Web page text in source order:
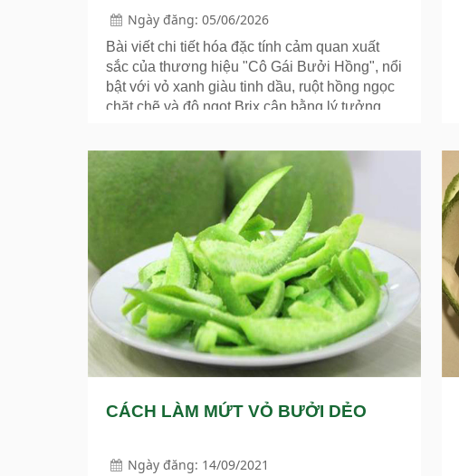
Trường
Ngày đăng: 05/06/2026
Bài viết chi tiết hóa đặc tính cảm quan xuất
sắc của thương hiệu "Cô Gái Bưởi Hồng", nổi
bật với vỏ xanh giàu tinh dầu, ruột hồng ngọc
chặt chẽ và độ ngọt Brix cân bằng lý tưởng
tùy biến trọng lượng (từ 0.6 kg đến 2.0 kg)
được thiết kế khắt khe cho từng thị trường
toàn cầu (EU, Mỹ, Trung Quốc), đồng thời
được hỗ trợ bởi năng lực cung ứng không đứt
gãy quanh năm.
CÁCH LÀM MỨT VỎ BƯỞI DẺO
Ngày đăng: 14/09/2021